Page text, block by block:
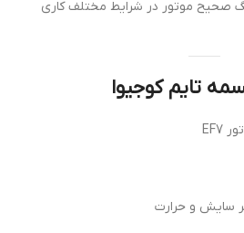
صحیح موتور در شرایط مختلف کاری
تایم کوجیوا
سایش و حرارت